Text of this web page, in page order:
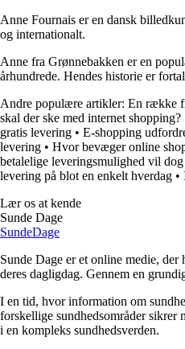
Anne Fournais er en dansk
og internationalt.
Anne fra Grønnebakken er en
århundrede. Hendes historie er
Andre populære artikler: En række
skal der ske med internet shopping?
gratis levering • E-shopping
levering • Hvor bevæger online
betalelige leveringsmulighed vil
levering på blot en enkelt hverdag •
Lær os at kende
Sunde Dage
SundeDage
Sunde Dage er et online medie,
deres dagligdag. Gennem en
I en tid, hvor information om
forskellige sundhedsområder
i en kompleks sundhedsverden.